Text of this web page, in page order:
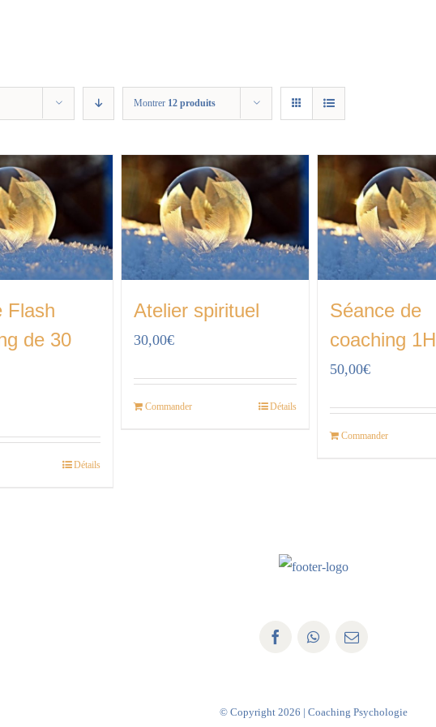
Montrer 12 produits
Flash
de 30
Détails
Atelier spirituel
30,00€
Commander Détails
Séance de
coaching 1H
50,00€
Commander
© Copyright 2026 | Coaching Psychologie